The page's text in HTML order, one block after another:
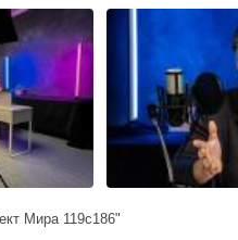
Мира 119с186"